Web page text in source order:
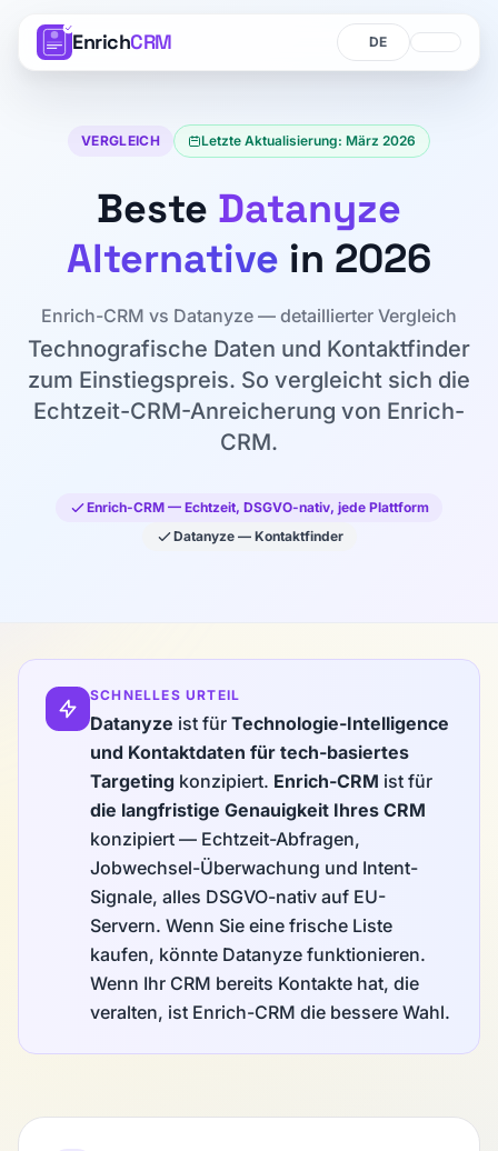
EnrichCRM Sprache
Sprache
VERGLEICH Letzte Aktualisierung: März 2026
Beste Datanyze
Alternative in 2026
Enrich-CRM vs Datanyze — detaillierter Vergleich
Technografische Daten und Kontaktfinder
zum Einstiegspreis. So vergleicht sich die
Echtzeit-CRM-Anreicherung von Enrich-
CRM.
Enrich-CRM — Echtzeit, DSGVO-nativ, jede Plattform
Datanyze — Kontaktfinder
SCHNELLES URTEIL
Datanyze ist für Technologie-Intelligence
und Kontaktdaten für tech-basiertes
Targeting konzipiert. Enrich-CRM ist für
die langfristige Genauigkeit Ihres CRM
konzipiert — Echtzeit-Abfragen,
Jobwechsel-Überwachung und Intent-
Signale, alles DSGVO-nativ auf EU-
Servern. Wenn Sie eine frische Liste
kaufen, könnte Datanyze funktionieren.
Wenn Ihr CRM bereits Kontakte hat, die
veralten, ist Enrich-CRM die bessere Wahl.